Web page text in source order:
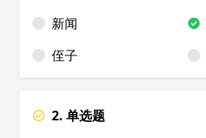
新闻
侄子
2. 单选题